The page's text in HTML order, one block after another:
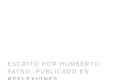
ESCRITO POR HUMBERTO
PAYNO. PUBLICADO EN